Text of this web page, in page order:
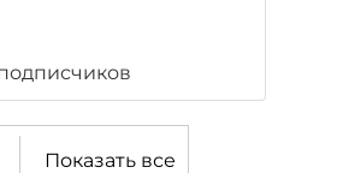
Показать все